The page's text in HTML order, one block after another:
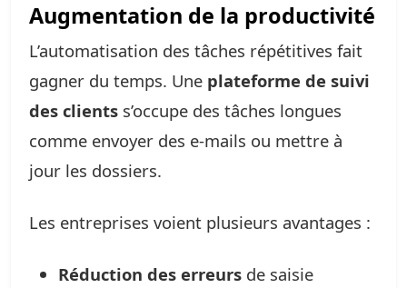
Augmentation de la productivité
L’automatisation des tâches répétitives fait
gagner du temps. Une plateforme de suivi
des clients s’occupe des tâches longues
comme envoyer des e-mails ou mettre à
jour les dossiers.
Les entreprises voient plusieurs avantages :
Réduction des erreurs de saisie